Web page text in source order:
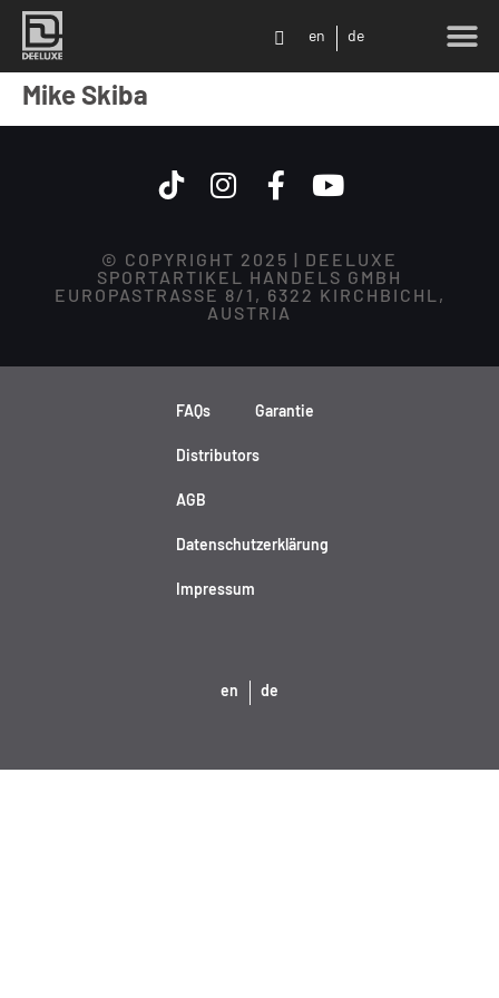
en de
Mike Skiba
© COPYRIGHT 2025 | DEELUXE
SPORTARTIKEL HANDELS GMBH
EUROPASTRASSE 8/1, 6322 KIRCHBICHL,
AUSTRIA
FAQs Garantie
Distributors
AGB
Datenschutzerklärung
Impressum
en de